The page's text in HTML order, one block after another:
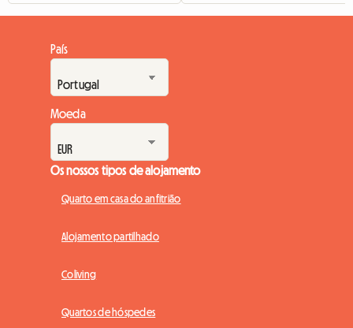
País
Moeda
Os nossos tipos de alojamento
Quarto em casa do anfitrião
Alojamento partilhado
Coliving
Quartos de hóspedes